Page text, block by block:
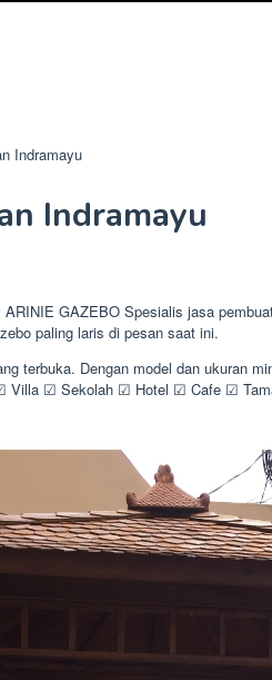
Indramayu
Indramayu
GAZEBO Spesialis jasa
paling laris di pesan saat ini.
terbuka. Dengan model dan ukuran
☑ Sekolah ☑ Hotel ☑ Cafe ☑